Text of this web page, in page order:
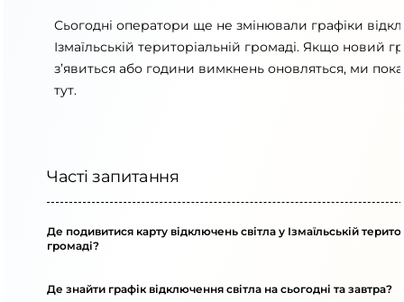
Сьогодні оператори ще не змінювали графіки
Ізмаїльській територіальній громаді. Якщо новий
з’явиться або години вимкнень оновляться, ми
тут.
Часті запитання
Де подивитися карту відключень світла у Ізмаїльській
громаді?
Де знайти графік відключення світла на сьогодні та завтра?